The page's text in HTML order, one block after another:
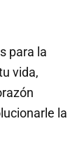
para la
vida,
la